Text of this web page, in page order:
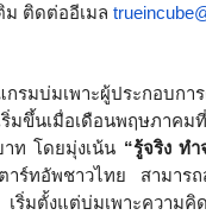
ม ติดต่ออีเมล
กรมบ่มเพาะผู้ประกอบกา
มขึ้นเมื่อเดือนพฤษภาคม
ท โดยมุ่งเน้น “รู้จริง ทำ
าร์ทอัพชาวไทย สามารถ
ริ่มตั้งแต่บ่มเพาะความ